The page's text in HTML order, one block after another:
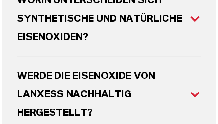
SYNTHETISCHE UND NATÜRLICHE
EISENOXIDEN?
WERDE DIE EISENOXIDE VON
LANXESS NACHHALTIG
HERGESTELLT?